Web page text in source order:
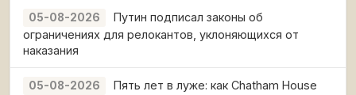
05-08-2026
Путин подписал законы об
ограничениях для релокантов, уклоняющихся от
наказания
05-08-2026
Пять лет в луже: как Chatham House